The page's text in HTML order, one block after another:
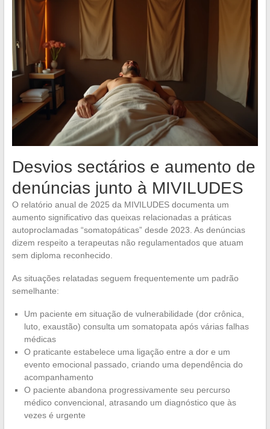
Desvios sectários e aumento de
denúncias junto à MIVILUDES
O relatório anual de 2025 da MIVILUDES documenta um
aumento significativo das queixas relacionadas a práticas
autoproclamadas “somatopáticas” desde 2023. As denúncias
dizem respeito a terapeutas não regulamentados que atuam
sem diploma reconhecido.
As situações relatadas seguem frequentemente um padrão
semelhante:
Um paciente em situação de vulnerabilidade (dor crônica,
luto, exaustão) consulta um somatopata após várias falhas
médicas
O praticante estabelece uma ligação entre a dor e um
evento emocional passado, criando uma dependência do
acompanhamento
O paciente abandona progressivamente seu percurso
médico convencional, atrasando um diagnóstico que às
vezes é urgente